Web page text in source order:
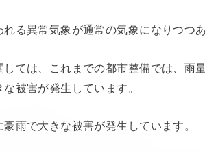
る異常気象が通常の気象になりつつあ
ては、これまでの都市整備では、雨
被害が発生しています。
雨で大きな被害が発生しています。